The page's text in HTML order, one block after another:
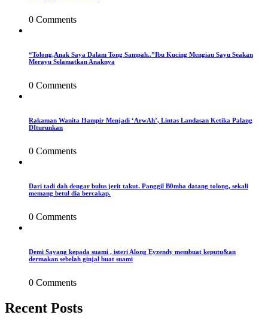
0 Comments
“Tolong,Anak Saya Dalam Tong Sampah..”Ibu Kucing Mengiau Sayu Seakan
Merayu Selamatkan Anaknya
0 Comments
Rakaman Wanita Hampir Menjadi ‘ArwAh’, Lintas Landasan Ketika Palang
DIturunkan
0 Comments
Dari tadi dah dengar bulus jerit takut. Panggil B0mba datang tolong, sekali
memang betul dia bercakap.
0 Comments
Demi Sayang kepada suami , isteri Along Eyzendy membuat keputu&an
dermakan sebelah ginjal buat suami
0 Comments
Recent Posts